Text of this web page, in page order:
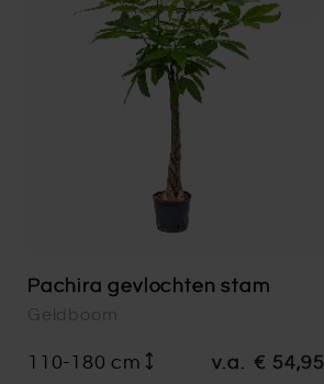
Pachira gevlochten stam
Geldboom
110-180 cm v.a. € 54,95